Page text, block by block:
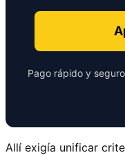
Pago rápido y
Allí exigía unificar